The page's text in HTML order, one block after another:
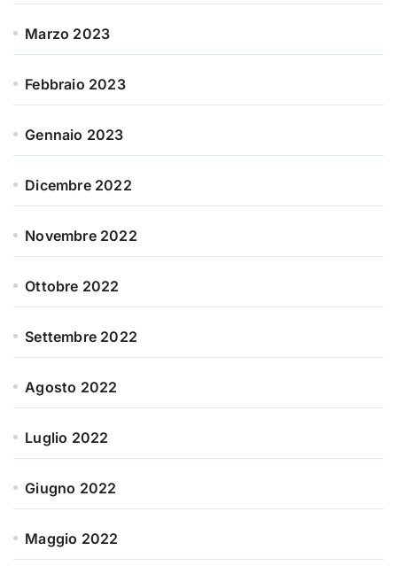
Marzo 2023
Febbraio 2023
Gennaio 2023
Dicembre 2022
Novembre 2022
Ottobre 2022
Settembre 2022
Agosto 2022
Luglio 2022
Giugno 2022
Maggio 2022